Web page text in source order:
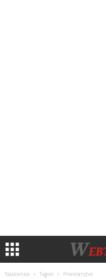
Naslovnica Tagovi Proročanstvo